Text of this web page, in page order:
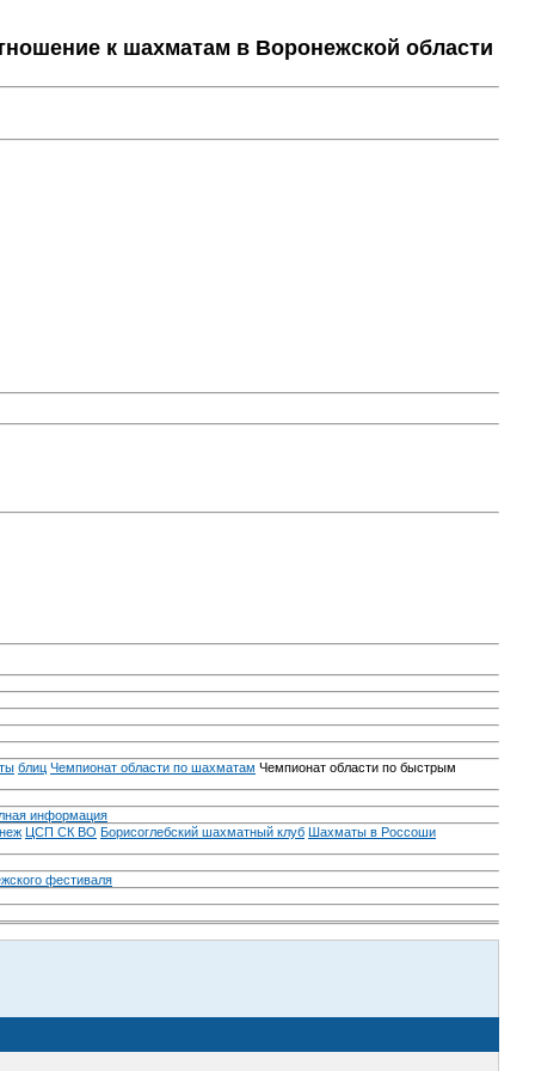
к шахматам в Воронежской области
блиц Чемпионат области по шахматам Чемпионат области по быстрым
информация
ЦСП СК ВО Борисоглебский шахматный клуб Шахматы в Россоши
фестиваля